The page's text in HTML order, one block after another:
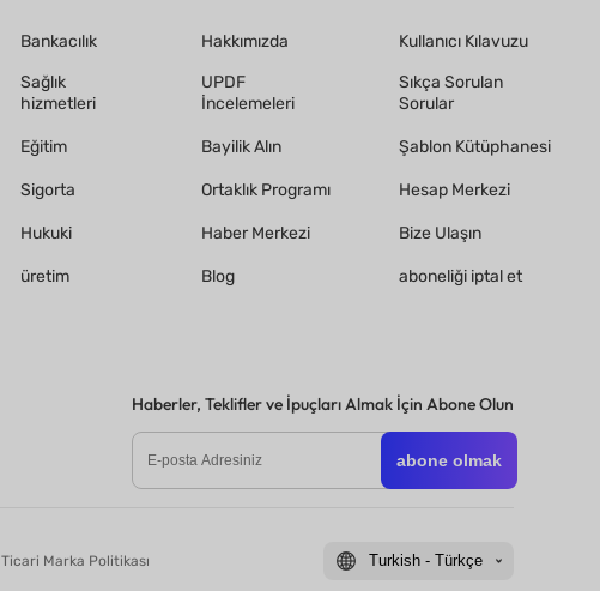
Bankacılık
Sağlık
hizmetleri
Eğitim
Sigorta
Hukuki
üretim
Hakkımızda
UPDF
İncelemeleri
Bayilik Alın
Ortaklık Programı
Haber Merkezi
Blog
Kullanıcı Kılavuzu
Sıkça Sorulan
Sorular
Şablon Kütüphanesi
Hesap Merkezi
Bize Ulaşın
aboneliği iptal et
Haberler, Teklifler ve İpuçları Almak İçin Abone Olun
abone olmak
Turkish - Türkçe
Ticari Marka Politikası